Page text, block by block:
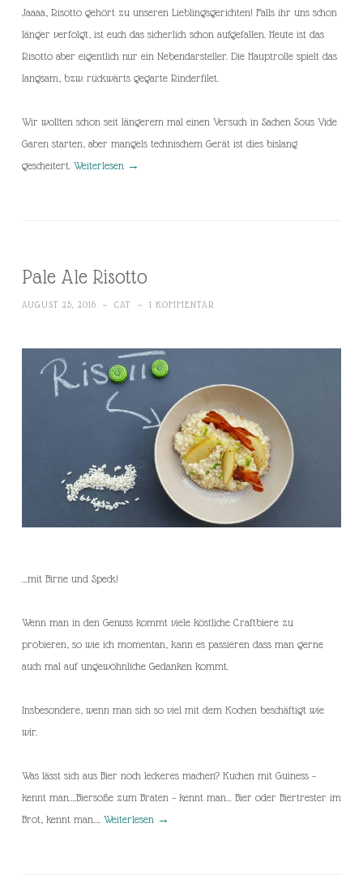
Jaaaa, Risotto gehört zu unseren Lieblingsgerichten! Falls ihr uns schon
länger verfolgt, ist euch das sicherlich schon aufgefallen. Heute ist das
Risotto aber eigentlich nur ein Nebendarsteller. Die Hauptrolle spielt das
langsam, bzw. rückwärts gegarte Rinderfilet.
Wir wollten schon seit längerem mal einen Versuch in Sachen Sous Vide
Garen starten, aber mangels technischem Gerät ist dies bislang
gescheitert. Weiterlesen →
Pale Ale Risotto
AUGUST 25, 2016 ~ CAT ~ 1 KOMMENTAR
…mit Birne und Speck!
Wenn man in den Genuss kommt viele köstliche Craftbiere zu
probieren, so wie ich momentan, kann es passieren dass man gerne
auch mal auf ungewöhnliche Gedanken kommt.
Insbesondere, wenn man sich so viel mit dem Kochen beschäftigt wie
wir.
Was lässt sich aus Bier noch leckeres machen? Kuchen mit Guiness –
kennt man….Biersoße zum Braten – kennt man… Bier oder Biertrester im
Brot, kennt man…. Weiterlesen →